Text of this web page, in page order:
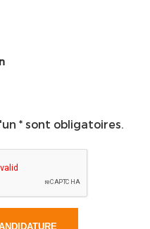
* sont obligatoires.